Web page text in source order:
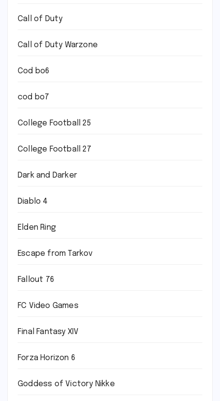
Call of Duty
Call of Duty Warzone
Cod bo6
cod bo7
College Football 25
College Football 27
Dark and Darker
Diablo 4
Elden Ring
Escape from Tarkov
Fallout 76
FC Video Games
Final Fantasy XIV
Forza Horizon 6
Goddess of Victory Nikke